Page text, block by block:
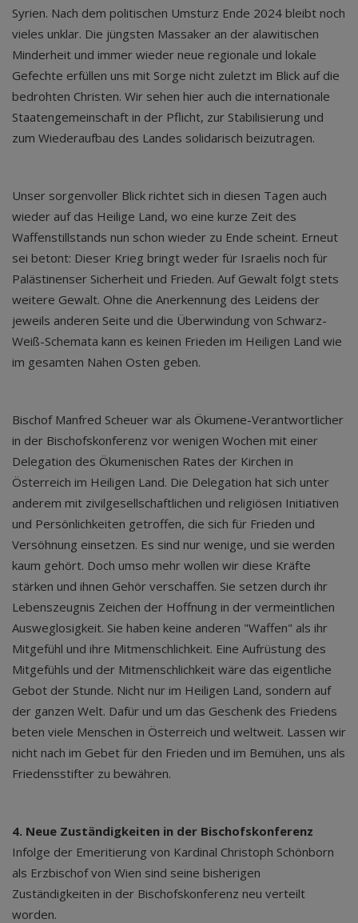
Syrien. Nach dem politischen Umsturz Ende 2024 bleibt noch
vieles unklar. Die jüngsten Massaker an der alawitischen
Minderheit und immer wieder neue regionale und lokale
Gefechte erfüllen uns mit Sorge nicht zuletzt im Blick auf die
bedrohten Christen. Wir sehen hier auch die internationale
Staatengemeinschaft in der Pflicht, zur Stabilisierung und
zum Wiederaufbau des Landes solidarisch beizutragen.
Unser sorgenvoller Blick richtet sich in diesen Tagen auch
wieder auf das Heilige Land, wo eine kurze Zeit des
Waffenstillstands nun schon wieder zu Ende scheint. Erneut
sei betont: Dieser Krieg bringt weder für Israelis noch für
Palästinenser Sicherheit und Frieden. Auf Gewalt folgt stets
weitere Gewalt. Ohne die Anerkennung des Leidens der
jeweils anderen Seite und die Überwindung von Schwarz-
Weiß-Schemata kann es keinen Frieden im Heiligen Land wie
im gesamten Nahen Osten geben.
Bischof Manfred Scheuer war als Ökumene-Verantwortlicher
in der Bischofskonferenz vor wenigen Wochen mit einer
Delegation des Ökumenischen Rates der Kirchen in
Österreich im Heiligen Land. Die Delegation hat sich unter
anderem mit zivilgesellschaftlichen und religiösen Initiativen
und Persönlichkeiten getroffen, die sich für Frieden und
Versöhnung einsetzen. Es sind nur wenige, und sie werden
kaum gehört. Doch umso mehr wollen wir diese Kräfte
stärken und ihnen Gehör verschaffen. Sie setzen durch ihr
Lebenszeugnis Zeichen der Hoffnung in der vermeintlichen
Ausweglosigkeit. Sie haben keine anderen "Waffen" als ihr
Mitgefühl und ihre Mitmenschlichkeit. Eine Aufrüstung des
Mitgefühls und der Mitmenschlichkeit wäre das eigentliche
Gebot der Stunde. Nicht nur im Heiligen Land, sondern auf
der ganzen Welt. Dafür und um das Geschenk des Friedens
beten viele Menschen in Österreich und weltweit. Lassen wir
nicht nach im Gebet für den Frieden und im Bemühen, uns als
Friedensstifter zu bewähren.
4. Neue Zuständigkeiten in der Bischofskonferenz
Infolge der Emeritierung von Kardinal Christoph Schönborn
als Erzbischof von Wien sind seine bisherigen
Zuständigkeiten in der Bischofskonferenz neu verteilt
worden.